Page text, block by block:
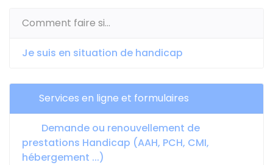
Comment faire si...
Je suis en situation de handicap
Services en ligne et formulaires
Demande ou renouvellement de
prestations Handicap (AAH, PCH, CMI,
hébergement ...)